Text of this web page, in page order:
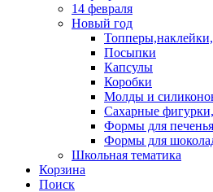
14 февраля
Новый год
Посыпки
Капсулы
Коробки
Молды и
Сахарные
Формы для
Формы для
Школьная тематика
Корзина
Поиск